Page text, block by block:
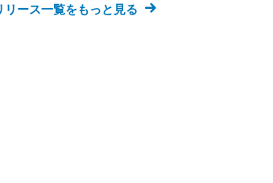
リース一覧をもっと見る